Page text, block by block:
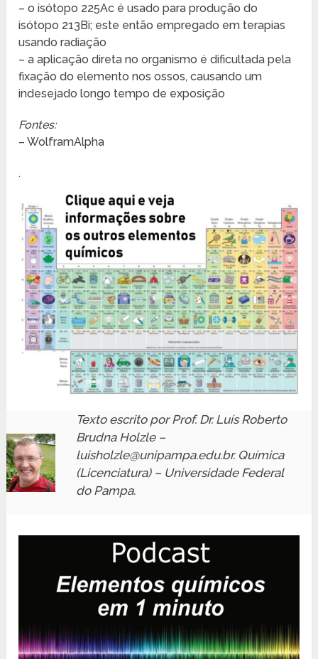
– o isótopo 225Ac é usado para produção do
isótopo 213Bi; este então empregado em terapias
usando radiação
– a aplicação direta no organismo é dificultada pela
fixação do elemento nos ossos, causando um
indesejado longo tempo de exposição
Fontes:
– WolframAlpha
.
Texto escrito por Prof. Dr. Luís Roberto
Brudna Holzle –
luisholzle@unipampa.edu.br. Química
(Licenciatura) – Universidade Federal
do Pampa.